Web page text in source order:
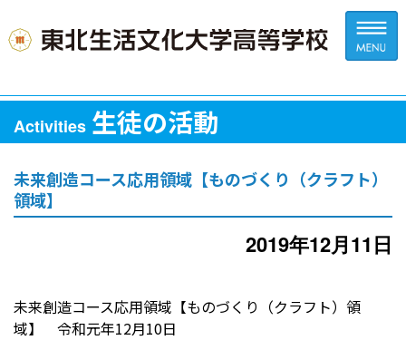
Activities 生徒の活動
未来創造コース応用領域【ものづくり（クラフト）
領域】
2019年12月11日
未来創造コース応用領域【ものづくり（クラフト）領
域】 令和元年12月10日